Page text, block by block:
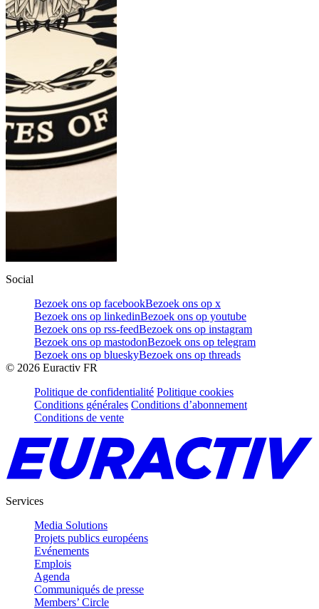
Social
Bezoek ons op facebookBezoek ons op x
Bezoek ons op linkedinBezoek ons op youtube
Bezoek ons op rss-feedBezoek ons op instagram
Bezoek ons op mastodonBezoek ons op telegram
Bezoek ons op blueskyBezoek ons op threads
© 2026 Euractiv FR
Politique de confidentialité Politique cookies
Conditions générales Conditions d’abonnement
Conditions de vente
Services
Media Solutions
Projets publics européens
Evénements
Emplois
Agenda
Communiqués de presse
Members’ Circle